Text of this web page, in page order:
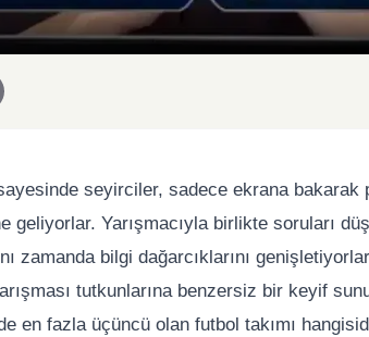
seyirciler, sadece ekrana
geliyorlar. Yarışmacıyla birlikte soruları
zamanda bilgi dağarcıklarını
tutkunlarına benzersiz bir keyif
en fazla üçüncü olan futbol takımı